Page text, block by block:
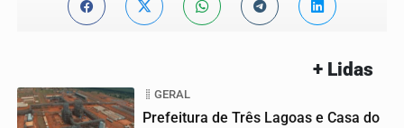
+ Lidas
GERAL
Prefeitura de Três Lagoas e Casa do